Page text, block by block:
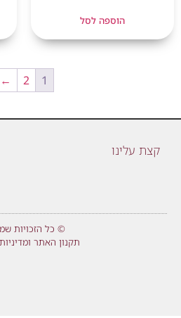
הוספה לסל
1
2
←
קצת עלינו
© כל הזכויות
תקנון האתר